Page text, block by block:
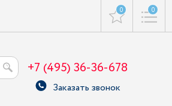
0 0
+7 (495) 36-36-678
Заказать звонок